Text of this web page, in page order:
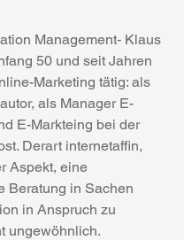
Management- Klaus
50 und seit Jahren
Marketing tätig: als
als Manager E-
E-Markteing bei der
Derart internetaffin,
Aspekt, eine
Beratung in Sachen
in Anspruch zu
ungewöhnlich.